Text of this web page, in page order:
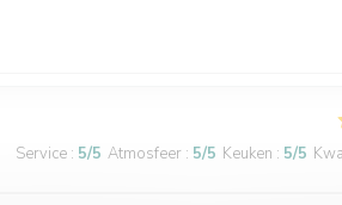
Service : 5/5 Atmosfeer : 5/5 Keuken : 5/5